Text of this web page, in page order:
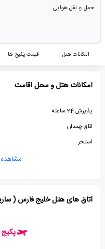
حمل و نقل هوایی
امکانات هتل قیمت پکیج ها
امکانات هتل و محل اقامت
پذیرش 24 ساعته
اتاق چمدان
استخر
مشاهده
اتاق های هتل خلیج فارس (